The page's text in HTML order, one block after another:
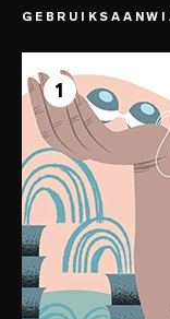
1
Breng LELO
verbindingen
bal en voeg
meer